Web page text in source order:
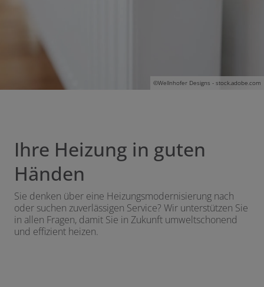
©Wellnhofer Designs - stock.adobe.com
Ihre Heizung in guten
Händen
Sie denken über eine Heizungsmodernisierung nach
oder suchen zuverlässigen Service? Wir unterstützen Sie
in allen Fragen, damit Sie in Zukunft umweltschonend
und effizient heizen.